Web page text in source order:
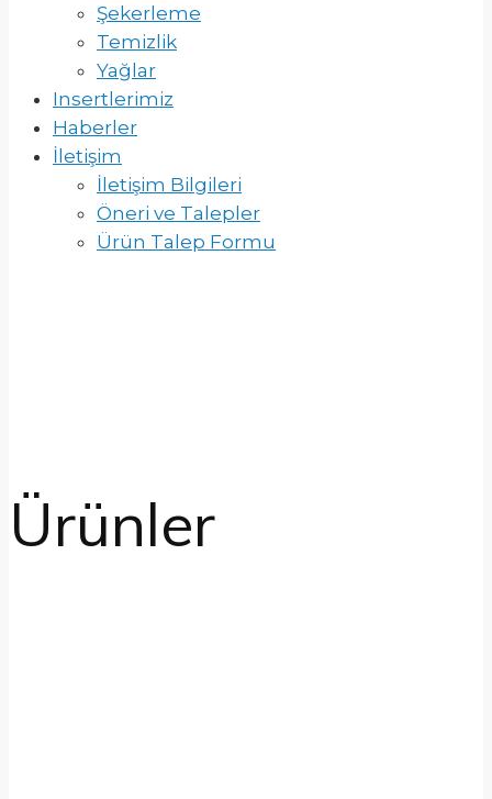
Şekerleme
Temizlik
Yağlar
Insertlerimiz
Haberler
İletişim
İletişim Bilgileri
Öneri ve Talepler
Ürün Talep Formu
Ürünler